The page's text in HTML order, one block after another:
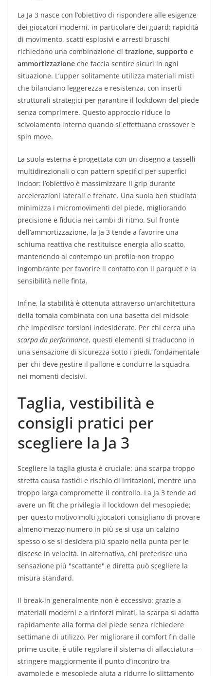
La Ja 3 nasce con l’obiettivo di rispondere alle esigenze
dei giocatori moderni, in particolare dei guard: rapidità
di movimento, scatti esplosivi e arresti bruschi
richiedono una combinazione di trazione, supporto e
ammortizzazione che faccia sentire sicuri in ogni
situazione. L’upper solitamente utilizza materiali misti
che bilanciano leggerezza e resistenza, con inserti
strutturali strategici per garantire il lockdown del piede
senza comprimere. Questo approccio riduce lo
scivolamento interno quando si effettuano crossover e
spin move.
La suola esterna è progettata con un disegno a tasselli
multidirezionali o con pattern specifici per superfici
indoor: l’obiettivo è massimizzare il grip durante
accelerazioni laterali e frenate. Una suola ben studiata
minimizza i micromovimenti del piede, migliorando
precisione e fiducia nei cambi di ritmo. Sul fronte
dell’ammortizzazione, la Ja 3 tende a favorire una
schiuma reattiva che restituisce energia allo scatto,
mantenendo al contempo un profilo non troppo
ingombrante per favorire il contatto con il parquet e la
sensibilità nelle finta.
Infine, la stabilità è ottenuta attraverso un’architettura
della tomaia combinata con una basetta del midsole
che impedisce torsioni indesiderate. Per chi cerca una
scarpa da performance, questi elementi si traducono in
una sensazione di sicurezza sotto i piedi, fondamentale
per chi deve gestire il pallone e condurre la squadra
nei momenti decisivi.
Taglia, vestibilità e
consigli pratici per
scegliere la Ja 3
Scegliere la taglia giusta è cruciale: una scarpa troppo
stretta causa fastidi e rischio di irritazioni, mentre una
troppo larga compromette il controllo. La Ja 3 tende ad
avere un fit che privilegia il lockdown del mesopiede;
per questo motivo molti giocatori consigliano di provare
almeno mezzo numero in più se si usa un calzino
spesso o se si desidera più spazio nella punta per le
discese in velocità. In alternativa, chi preferisce una
sensazione più "scattante" e diretta può scegliere la
misura standard.
Il break-in generalmente non è eccessivo: grazie a
materiali moderni e a rinforzi mirati, la scarpa si adatta
rapidamente alla forma del piede senza richiedere
settimane di utilizzo. Per migliorare il comfort fin dalle
prime uscite, è utile regolare il sistema di allacciatura—
stringere maggiormente il punto d’incontro tra
avampiede e mesopiede aiuta a ridurre lo slittamento